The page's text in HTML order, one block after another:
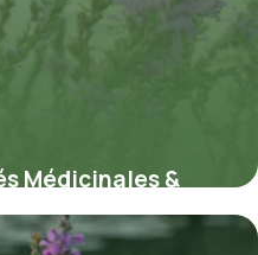
Médicinales &